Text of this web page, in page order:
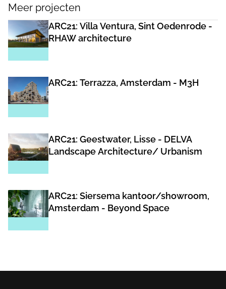
Meer projecten
ARC21: Villa Ventura, Sint Oedenrode -
RHAW architecture
ARC21: Terrazza, Amsterdam - M3H
ARC21: Geestwater, Lisse - DELVA
Landscape Architecture/ Urbanism
ARC21: Siersema kantoor/showroom,
Amsterdam - Beyond Space